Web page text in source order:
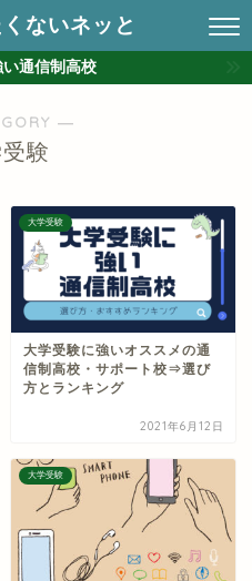
ないネッと
通信制高校
―
験
大学受験
大学受験に強いオススメの通
信制高校・サポート校⇒選び
方とランキング
2021年6月12日
大学受験